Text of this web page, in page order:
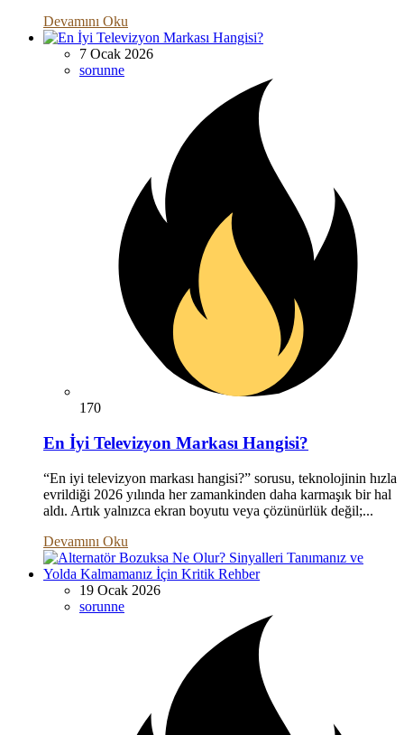
Devamını Oku
7 Ocak 2026
sorunne
170
En İyi Televizyon Markası Hangisi?
“En iyi televizyon markası hangisi?” sorusu, teknolojinin hızla
evrildiği 2026 yılında her zamankinden daha karmaşık bir hal
aldı. Artık yalnızca ekran boyutu veya çözünürlük değil;...
Devamını Oku
19 Ocak 2026
sorunne